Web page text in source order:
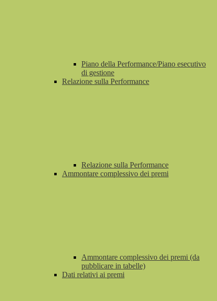
Piano della Performance/Piano esecutivo
di gestione
Relazione sulla Performance
Relazione sulla Performance
Ammontare complessivo dei premi
Ammontare complessivo dei premi (da
pubblicare in tabelle)
Dati relativi ai premi